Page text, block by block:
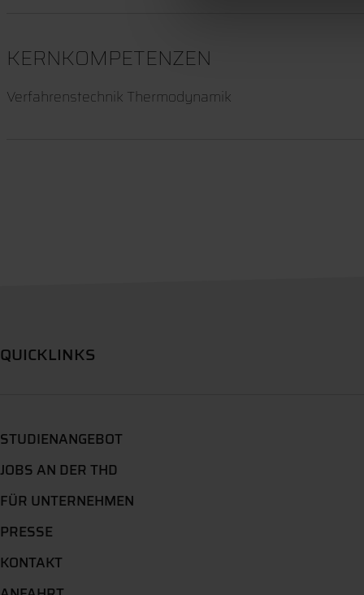
KERNKOMPETENZEN
Verfahrenstechnik Thermodynamik
QUICKLINKS
STUDIENANGEBOT
JOBS AN DER THD
FÜR UNTERNEHMEN
PRESSE
KONTAKT